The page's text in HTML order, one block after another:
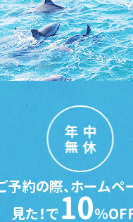
年中
無休
予約の際、ホームペ
見た！で10％OFF